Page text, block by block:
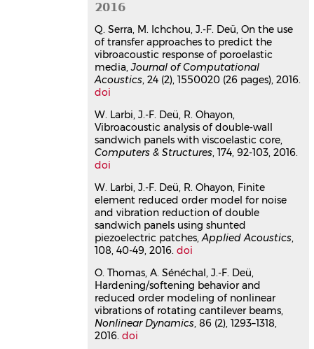
665X/ab7948⟩
Article dans une revue hal-
02909828v1
Smart structures and materials:
Vibration and control
Ayech Benjeddou,Nazih Mechbal,
Journal of Vibration and Control
26 (13-14), pp.1109-1109.
⟨10.1177/1077546320923279⟩
Article dans une revue
hal-
Non-intrusive reduced order
modelling for the dynamics of
geometrically nonlinear flat
structures using three-
dimensional finite elements
Pierluigi Longobardi,Yichang Shen
Jean-François Deü,Loïc Salles
Touzé,Olivier Thomas
Computational Mechanics , 2020, 66 (6),
pp.1293-1319.⟨10.1007/s00466-020-
01902-5⟩
2016
Q. Serra, M. Ichchou, J.-F. Deü, On the use
of transfer approaches to predict the
vibroacoustic response of poroelastic
media,Journal of Computational
Acoustics, 24 (2), 1550020 (26 pages), 2016.
doi
W. Larbi, J.-F. Deü, R. Ohayon,
Vibroacoustic analysis of double-wall
sandwich panels with viscoelastic core,
Computers & Structures, 174, 92-103, 2016.
doi
W. Larbi, J.-F. Deü, R. Ohayon, Finite
element reduced order model for noise
and vibration reduction of double
sandwich panels using shunted
piezoelectric patches,Applied Acoustics,
108, 40-49, 2016.doi
O. Thomas, A. Sénéchal, J.-F. Deü,
Hardening/softening behavior and
reduced order modeling of nonlinear
vibrations of rotating cantilever beams,
Nonlinear Dynamics, 86 (2), 1293–1318,
2016.doi